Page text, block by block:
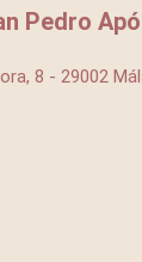
Pedro
8 - 29002